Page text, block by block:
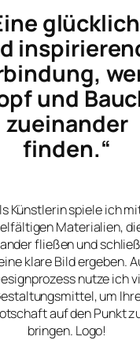
und
zueinander
finden.“
Künstlerin spiele ich
Materialien,
fließen und
klare Bild ergeben.
nutze ich
um
auf den Punkt
bringen. Logo!